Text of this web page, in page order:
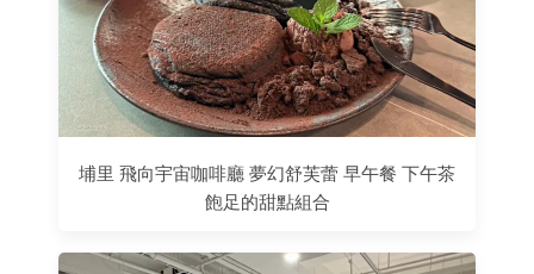
埔里 飛向宇宙咖啡廳 夢幻舒芙蕾 早午餐 下午茶
飽足的甜點組合